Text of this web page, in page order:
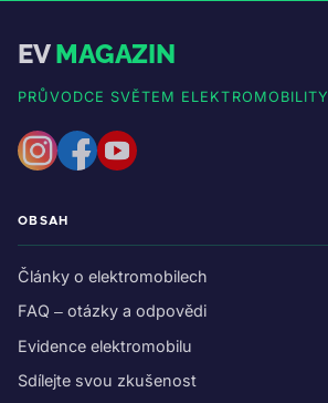
EVMAGAZIN
PRŮVODCE SVĚTEM ELEKTROMOBILITY
OBSAH
Články o elektromobilech
FAQ – otázky a odpovědi
Evidence elektromobilu
Sdílejte svou zkušenost